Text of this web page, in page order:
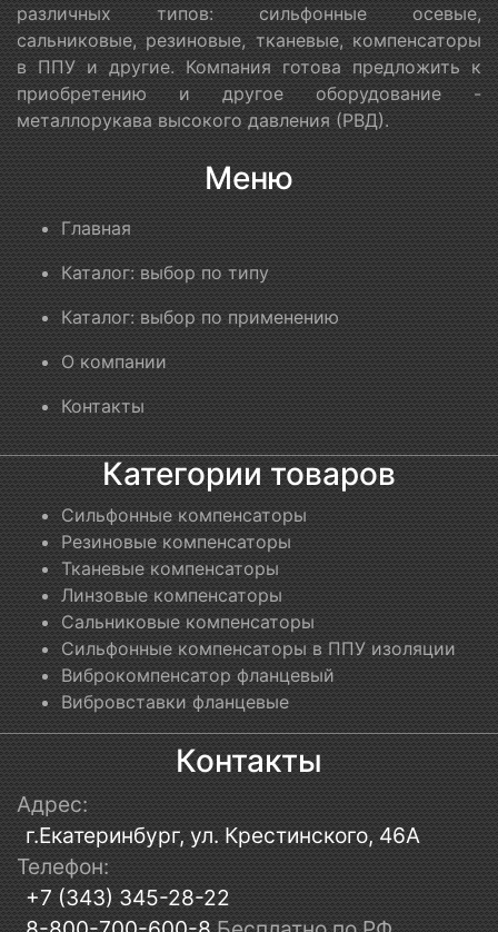
различных типов: сильфонные осевые,
сальниковые, резиновые, тканевые, компенсаторы
в ППУ и другие. Компания готова предложить к
приобретению и другое оборудование -
металлорукава высокого давления (РВД).
Меню
Главная
Каталог: выбор по типу
Каталог: выбор по применению
О компании
Контакты
Категории товаров
Сильфонные компенсаторы
Резиновые компенсаторы
Тканевые компенсаторы
Линзовые компенсаторы
Сальниковые компенсаторы
Сильфонные компенсаторы в ППУ изоляции
Виброкомпенсатор фланцевый
Вибровставки фланцевые
Контакты
Адрес:
г.Екатеринбург, ул. Крестинского, 46А
Телефон:
+7 (343) 345-28-22